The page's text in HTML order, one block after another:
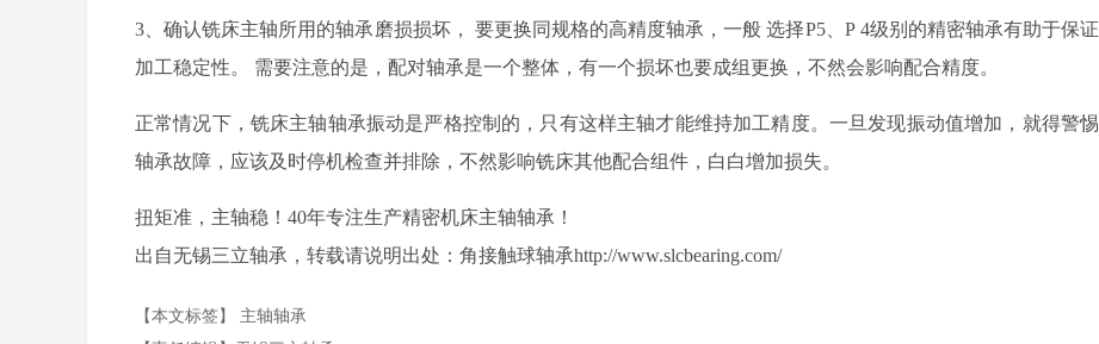
3、确认铣床主轴所用的轴承磨损损坏， 要更换同规格的高精度轴承 ，一般 选择P5、 P 4级别的精密轴承有助于保证
加工稳定性。
需要注意的是，配对轴承是一个整体，有一个损坏也要成组更换，不然会影响配合精度。
正常情况下，铣床主轴轴承振动是严格控制的，只有这样主轴才能维持加工精度。一旦发现振动值增加，就得警惕
轴承故障，应该及时停机检查并排除，不然影响铣床其他配合组件，白白增加损失。
扭矩准，主轴稳！40年专注生产精密机床主轴轴承！
出自无锡三立轴承，转载请说明出处：角接触球轴承http://www.slcbearing.com/
【本文标签】 主轴轴承